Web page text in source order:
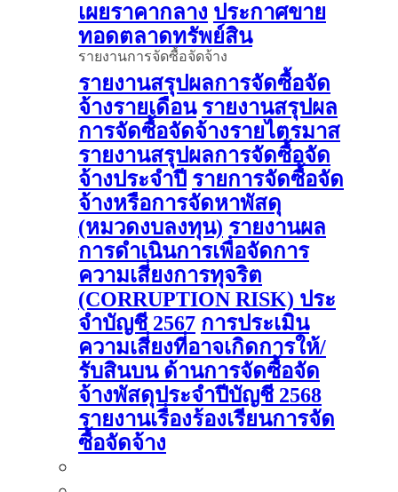
เผยราคากลาง ประกาศขาย
ทอดตลาดทรัพย์สิน
รายงานการจัดซื้อจัดจ้าง
รายงานสรุปผลการจัดซื้อจัด
จ้างรายเดือน รายงานสรุปผล
การจัดซื้อจัดจ้างรายไตรมาส
รายงานสรุปผลการจัดซื้อจัด
จ้างประจำปี รายการจัดซื้อจัด
จ้างหรือการจัดหาพัสดุ
(หมวดงบลงทุน) รายงานผล
การดําเนินการเพื่อจัดการ
ความเสี่ยงการทุจริต
(CORRUPTION RISK) ประ
จําบัญชี 2567 การประเมิน
ความเสี่ยงที่อาจเกิดการให้/
รับสินบน ด้านการจัดซื้อจัด
จ้างพัสดุประจําปีบัญชี 2568
รายงานเรื่องร้องเรียนการจัด
ซื้อจัดจ้าง